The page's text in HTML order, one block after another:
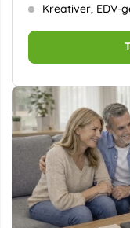
Kreativer, EDV-